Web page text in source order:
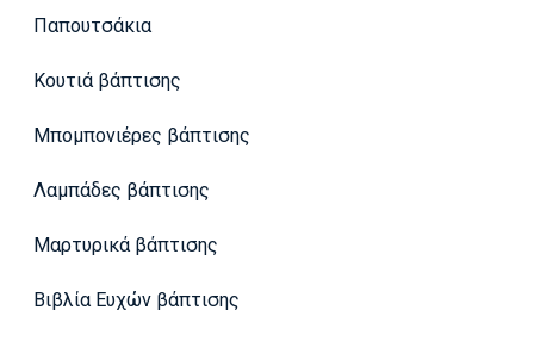
Παπουτσάκια
Κουτιά βάπτισης
Μπομπονιέρες βάπτισης
Λαμπάδες βάπτισης
Μαρτυρικά βάπτισης
Βιβλία Ευχών βάπτισης